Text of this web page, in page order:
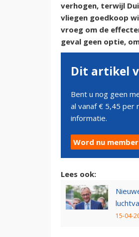
verhogen, terwijl
vliegen goedkoop
vroeg om de
geval geen optie,
Dit artikel
Bent u nog geen
al vanaf € 5,45 per
informatie.
Word nu member
Lees ook:
15-04-